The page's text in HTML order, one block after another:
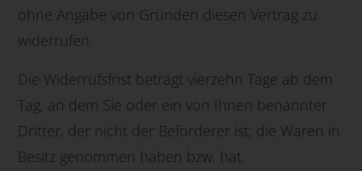
ohne Angabe von Gründen diesen Vertrag zu
widerrufen.
Die Widerrufsfrist beträgt vierzehn Tage ab dem
Tag, an dem Sie oder ein von Ihnen benannter
Dritter, der nicht der Beförderer ist, die Waren in
Besitz genommen haben bzw. hat.